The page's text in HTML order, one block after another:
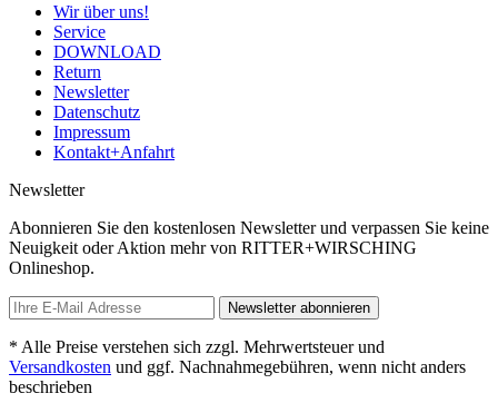
Wir über uns!
Service
DOWNLOAD
Return
Newsletter
Datenschutz
Impressum
Kontakt+Anfahrt
Newsletter
Abonnieren Sie den kostenlosen Newsletter und verpassen Sie keine
Neuigkeit oder Aktion mehr von RITTER+WIRSCHING
Onlineshop.
Newsletter abonnieren
* Alle Preise verstehen sich zzgl. Mehrwertsteuer und
Versandkosten und ggf. Nachnahmegebühren, wenn nicht anders
beschrieben